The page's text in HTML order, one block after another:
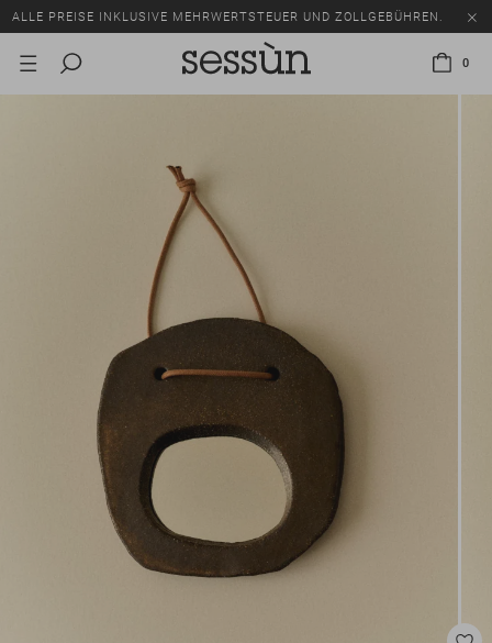
ALLE PREISE INKLUSIVE MEHRWERTSTEUER UND ZOLLGEBÜHREN.
SALE: BIS ZU -50% AUF EINE AUSWAHL AN ARTIKELN.
0